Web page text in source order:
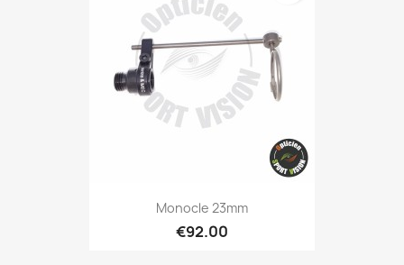
Monocle 23mm
€92.00